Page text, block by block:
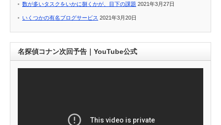
数が多いタスクをいかに捌くかが、目下の課題 2021年3月27日
いくつかの有名ブログサービス 2021年3月20日
名探偵コナン次回予告｜YouTube公式